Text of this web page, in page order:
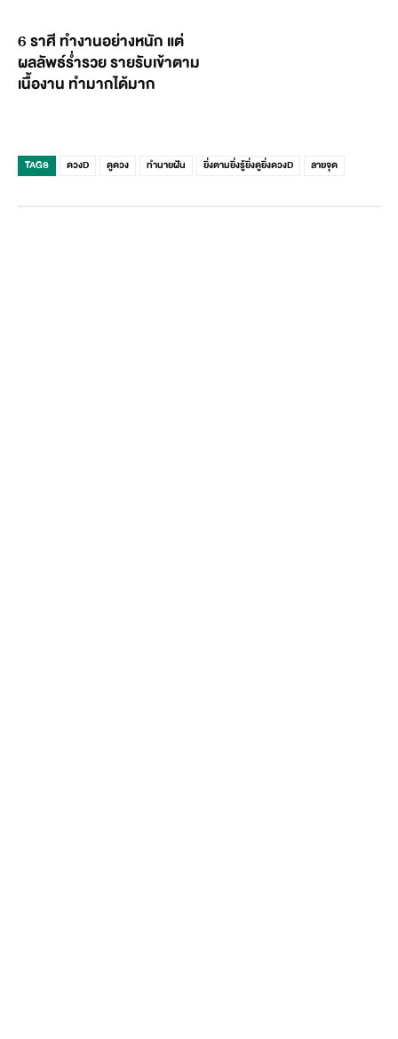
6 ราศี ทำงานอย่างหนัก แต่
ผลลัพธ์ร่ำรวย รายรับเข้าตาม
เนื้องาน ทำมากได้มาก
TAGS ดวงD ดูดวง ทำนายฝัน ยิ่งตามยิ่งรู้ยิ่งดูยิ่งดวงD ลายจุด